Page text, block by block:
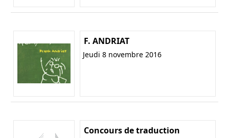
F. ANDRIAT
Jeudi 8 novembre 2016
Concours de traduction